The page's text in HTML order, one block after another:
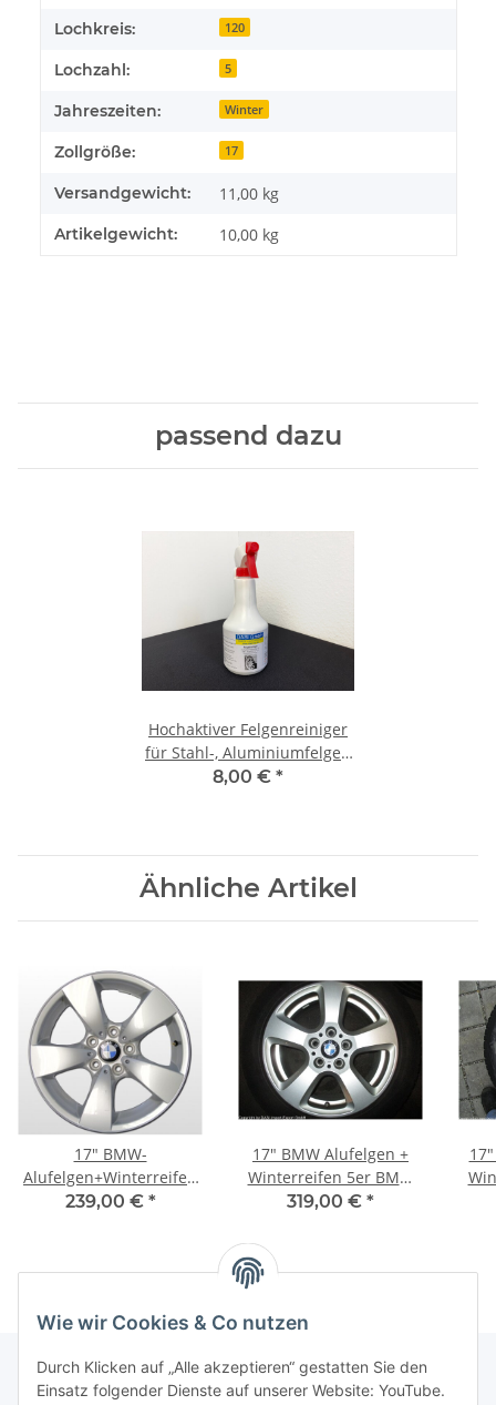
Wie wir Cookies & Co nutzen
Durch Klicken auf „Alle akzeptieren“ gestatten Sie den
Einsatz folgender Dienste auf unserer Website: YouTube.
Lochkreis: 120
Lochzahl: 5
Jahreszeiten: Winter
Zollgröße: 17
Versandgewicht: 11,00 kg
Artikelgewicht: 10,00 kg
passend dazu
Hochaktiver Felgenreiniger
für Stahl-, Aluminiumfelgen
750ml
8,00 € *
Ähnliche Artikel
17" BMW-
Alufelgen+Winterreifen
5er E60, E61
239,00 € *
17" BMW Alufelgen +
Winterreifen 5er BMW
E60, E61 Xdrive Allrad
319,00 € *